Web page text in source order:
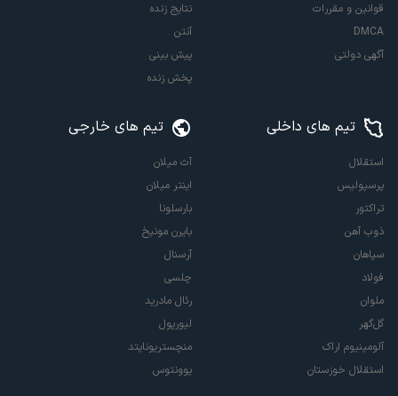
قوانین و مقررات
DMCA
آگهی دولتی
نتایج زنده
آنتن
پیش بینی
پخش زنده
تیم های داخلی
استقلال
پرسپولیس
تراکتور
ذوب آهن
سپاهان
فولاد
ملوان
گل‌گهر
آلومینیوم اراک
استقلال خوزستان
تیم های خارجی
آث میلان
اینتر میلان
بارسلونا
بایرن مونیخ
آرسنال
چلسی
رئال مادرید
لیورپول
منچستریونایتد
یوونتوس